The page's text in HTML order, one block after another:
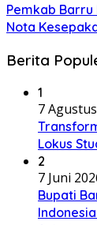
Pemkab
Nota
Berita
1
7
Lokus
2
7 Juni
Bupati